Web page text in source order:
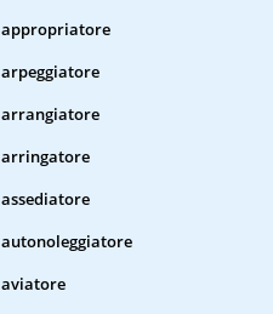
appropriatore
arpeggiatore
arrangiatore
arringatore
assediatore
autonoleggiatore
aviatore